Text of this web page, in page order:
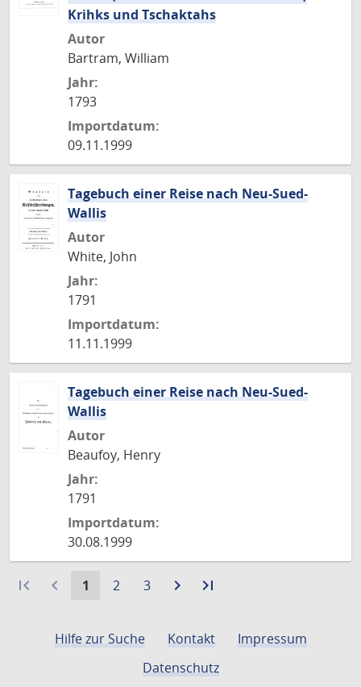
Krihks und Tschaktahs
Autor
Bartram, William
Jahr:
1793
Importdatum:
09.11.1999
Tagebuch einer Reise nach Neu-Sued-
Wallis
Autor
White, John
Jahr:
1791
Importdatum:
11.11.1999
Tagebuch einer Reise nach Neu-Sued-
Wallis
Autor
Beaufoy, Henry
Jahr:
1791
Importdatum:
30.08.1999
first_page navigate_before
Aktuelle
1
Gehe
2
Gehe
3 navigate_next
Zurlast_page
Hilfe zur Suche
Kontakt
Impressum
Datenschutz